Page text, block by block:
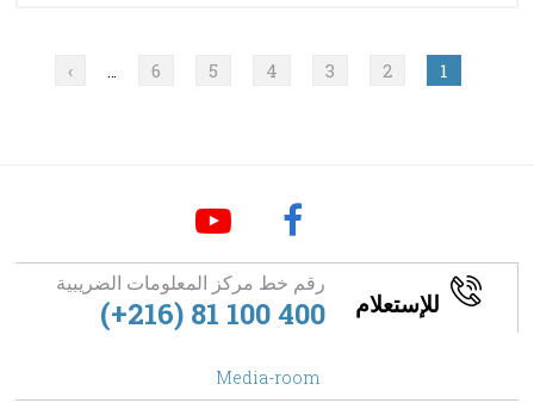
Paginationالصفحة1 الصفحة
2 الصفحة
3 الصفحة
4 الصفحة
5 الصفحة
6
الصفحة›
للإستعلام
رقم خط مركز المعلومات الضريبية
(+216) 81 100 400
Media-room